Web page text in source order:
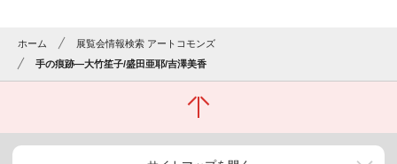
ホーム
展覧会情報検索 アートコモンズ
手の痕跡―大竹笙子/盛田亜耶/吉澤美香